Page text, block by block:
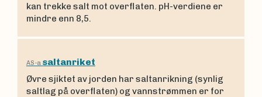
kan trekke salt mot overflaten. pH-verdiene er
mindre enn 8,5.
AS-a saltanriket
Øvre sjiktet av jorden har saltanrikning (synlig
saltlag på overflaten) og vannstrømmen er for